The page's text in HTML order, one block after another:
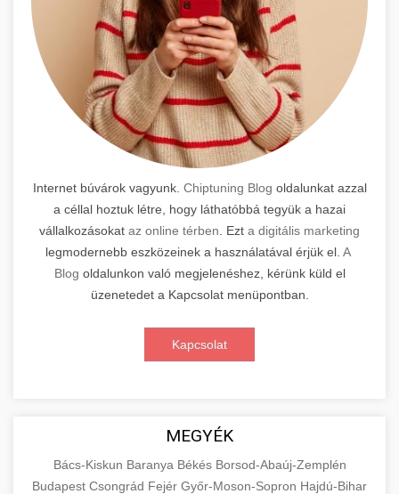
Internet búvárok vagyunk. Chiptuning Blog oldalunkat azzal
a céllal hoztuk létre, hogy láthatóbbá tegyük a hazai
vállalkozásokat az online térben . Ezt a digitális marketing
legmodernebb eszközeinek a használatával érjük el. A
Blog oldalunkon való megjelenéshez, kérünk küld el
üzenetedet a Kapcsolat menüpontban.
Kapcsolat
MEGYÉK
Bács-Kiskun Baranya Békés Borsod-Abaúj-Zemplén
Budapest Csongrád Fejér Győr-Moson-Sopron Hajdú-Bihar